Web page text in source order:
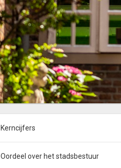
Kerncijfers
Oordeel over het stadsbestuur